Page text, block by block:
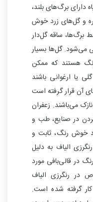
دارای برگ‌های بلند،
و گل‌های زرد خوش
برگ‌ها، ساقه گل‌دار
می‌شود. گل‌ها بسیار
هستند که ممکن
یا ارغوانی باشند
آن قرار گرفته است
می‌باشند. زعفران
در صنایع، طب و
خوش رنگ، ثابت و
الیاف به دلیل
در قالی‌بافی مورد
در رنگرزی الیاف
گرفته شده است.